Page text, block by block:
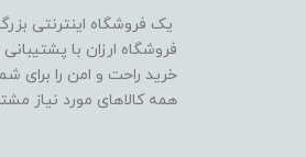
یک فروشگاه اینترنتی
خرید راحت و امن را برای
همه کالاهای مورد نیاز